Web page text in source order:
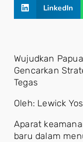
LinkedIn
Wujudkan
Gencarkan
Tegas
Oleh: Lewick
Aparat
baru dalam